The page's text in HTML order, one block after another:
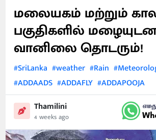
மலையகம் மற்றும்
பகுதிகளில்
வானிலை தொடரும்!
#SriLanka #weather #Rain
#ADDAADS #ADDAFLY #ADDAPOOJA
Thamilini
4 weeks ago